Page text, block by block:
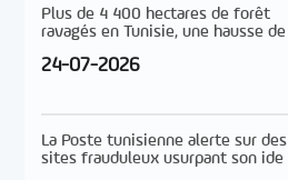
Plus de 4 400 hectares de forêt
ravagés en Tunisie, une hausse de
24-07-2026
La Poste tunisienne alerte sur des
sites frauduleux usurpant son ide